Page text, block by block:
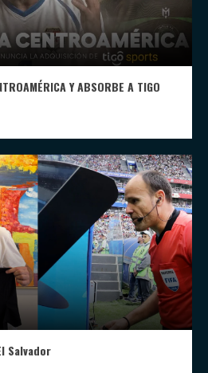
Y ABSORBE A TIGO
Salvador